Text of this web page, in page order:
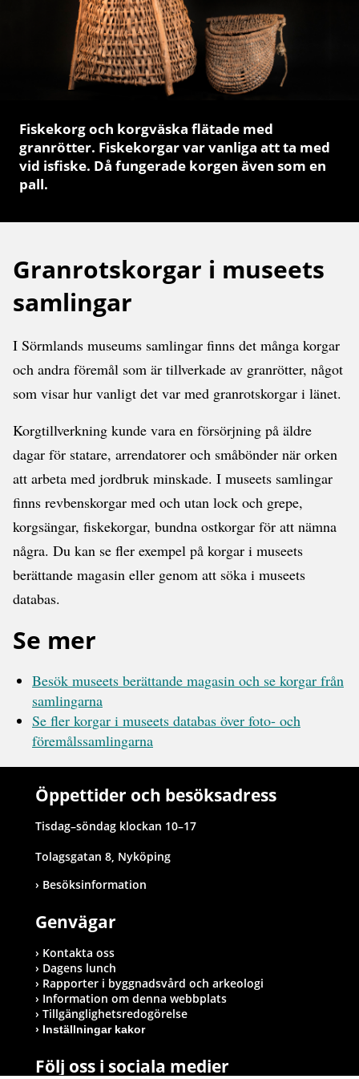
Fiskekorg och korgväska flätade med
granrötter. Fiskekorgar var vanliga att ta med
vid isfiske. Då fungerade korgen även som en
pall.
Granrotskorgar i museets
samlingar
I Sörmlands museums samlingar finns det många korgar
och andra föremål som är tillverkade av granrötter, något
som visar hur vanligt det var med granrotskorgar i länet.
Korgtillverkning kunde vara en försörjning på äldre
dagar för statare, arrendatorer och småbönder när orken
att arbeta med jordbruk minskade. I museets samlingar
finns revbenskorgar med och utan lock och grepe,
korgsängar, fiskekorgar, bundna ostkorgar för att nämna
några. Du kan se fler exempel på korgar i museets
berättande magasin eller genom att söka i museets
databas.
Se mer
Besök museets berättande magasin och se korgar från
samlingarna
Se fler korgar i museets databas över foto- och
föremålssamlingarna
Öppettider och besöksadress
Tisdag–söndag klockan 10–17
Tolagsgatan 8, Nyköping
Besöksinformation
Genvägar
Kontakta oss
Dagens lunch
Rapporter i byggnadsvård och arkeologi
Information om denna webbplats
Tillgänglighetsredogörelse
Inställningar kakor
Följ oss i sociala medier